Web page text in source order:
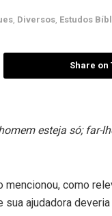
Diversos Estudos
Share on
esteja só; far-
como
ajudadora